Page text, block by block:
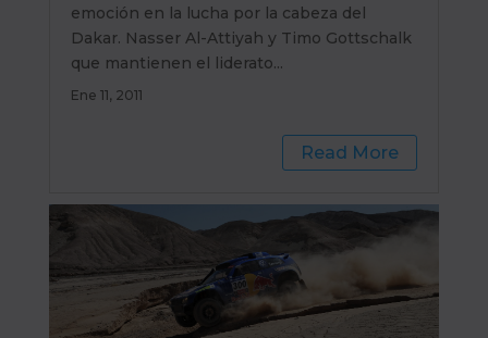
emoción en la lucha por la cabeza del
Dakar. Nasser Al-Attiyah y Timo Gottschalk
que mantienen el liderato...
Ene 11, 2011
Read More